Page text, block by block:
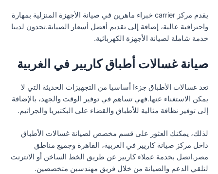
يقدم مركز carrier خبراء ماهرين في صيانة الأجهزة المنزلية بمهارة
واحترافية عالية، إضافة إلى تقديم أفضل أسعار الصيانة.تجدون لدينا
خدمة شاملة لصيانة الأجهزة الكهربائية.
صيانة غسالات أطباق كاريير في الغربية
تعد غسالات الأطباق جزءا أساسيا من التجهيزات الحديثة التي لا
يمكن الاستغناء عنها.فهي تساهم في توفير الوقت والجهد، بالإضافة
إلى توفير نظافة مثالية للأطباق والقضاء على البكتيريا والجراثيم.
لذلك، يمكنك العثور على قسم مخصص لصيانة غسالات الأطباق
داخل مركز صيانة كاريير في الغربية، القاهرة وجميع مناطق
مصر.اتصل بخدمة عملاء كاريير عن طريق الخط الساخن أو الانترنت
لتلقي الدعم والصيانة من خلال فريق مهندسين متخصصين.